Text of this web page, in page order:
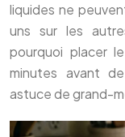
liquides ne
uns sur les
pourquoi placer
minutes avant
astuce de grand-